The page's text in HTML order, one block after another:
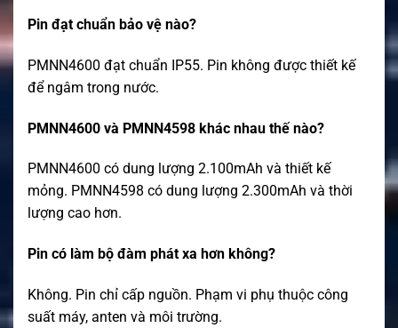
Pin đạt chuẩn bảo vệ nào?
PMNN4600 đạt chuẩn IP55. Pin không được thiết kế
để ngâm trong nước.
PMNN4600 và PMNN4598 khác nhau thế nào?
PMNN4600 có dung lượng 2.100mAh và thiết kế
mỏng. PMNN4598 có dung lượng 2.300mAh và thời
lượng cao hơn.
Pin có làm bộ đàm phát xa hơn không?
Không. Pin chỉ cấp nguồn. Phạm vi phụ thuộc công
suất máy, anten và môi trường.